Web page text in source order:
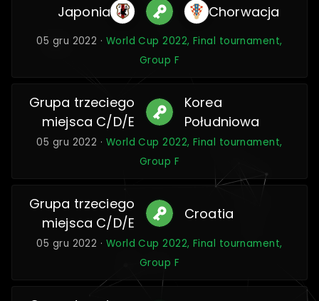
Japonia Chorwacja
05 gru 2022 · World Cup 2022, Final tournament,
Group F
Grupa trzeciego
miejsca C/D/E
Korea
Południowa
05 gru 2022 · World Cup 2022, Final tournament,
Group F
Grupa trzeciego
miejsca C/D/E
Croatia
05 gru 2022 · World Cup 2022, Final tournament,
Group F